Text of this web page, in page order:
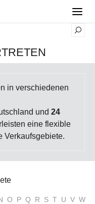
in verschiedenen
und 24
eine flexible
Verkaufsgebiete.
O P Q R S T U V W